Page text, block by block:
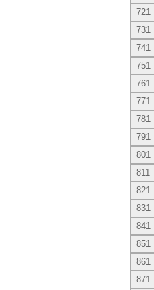
721
731
741
751
761
771
781
791
801
811
821
831
841
851
861
871